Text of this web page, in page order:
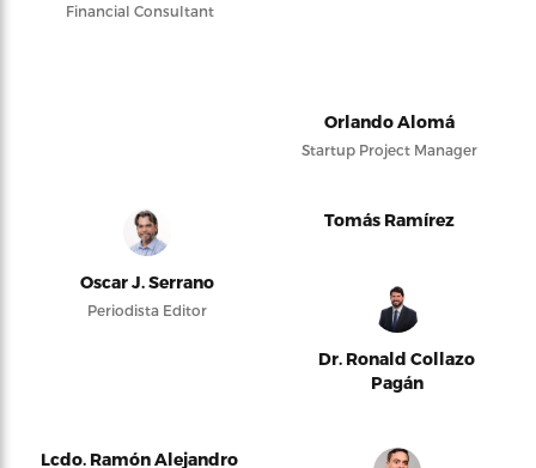
Financial Consultant
Orlando Alomá
Startup Project Manager
Oscar J. Serrano
Periodista Editor
Tomás Ramírez
Dr. Ronald Collazo
Pagán
Lcdo. Ramón Alejandro